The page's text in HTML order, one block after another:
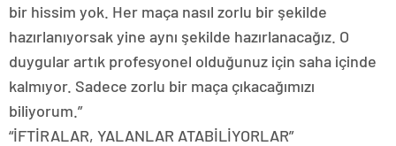
bir hissim yok. Her maça nasıl zorlu bir şekilde
hazırlanıyorsak yine aynı şekilde hazırlanacağız. O
duygular artık profesyonel olduğunuz için saha içinde
kalmıyor. Sadece zorlu bir maça çıkacağımızı
biliyorum.”
“İFTİRALAR, YALANLAR ATABİLİYORLAR”